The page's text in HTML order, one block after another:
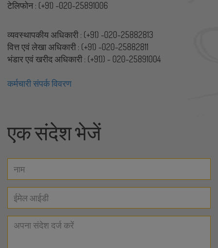
टेलिफोन : (+91) -020-25891006
व्यवस्थापकीय अधिकारी : (+91) -020-25882813
वित्त एवं लेखा अधिकारी : (+91) -020-25882811
भंडार एवं खरीद अधिकारी : (+91)) - 020-25891004
कर्मचारी संपर्क विवरण
एक संदेश भेजें